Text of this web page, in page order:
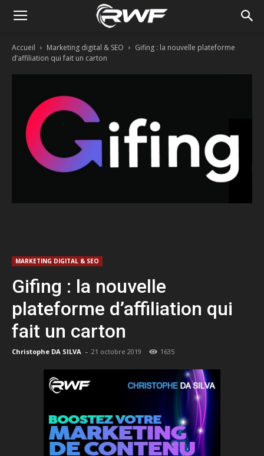
Accueil Marketing digital & SEO
Gifing : la nouvelle plateforme
d’affiliation qui fait un carton
MARKETING DIGITAL & SEO
Gifing : la nouvelle
plateforme d’affiliation qui
fait un carton
Christophe DA SILVA - 21 octobre 2019 1635